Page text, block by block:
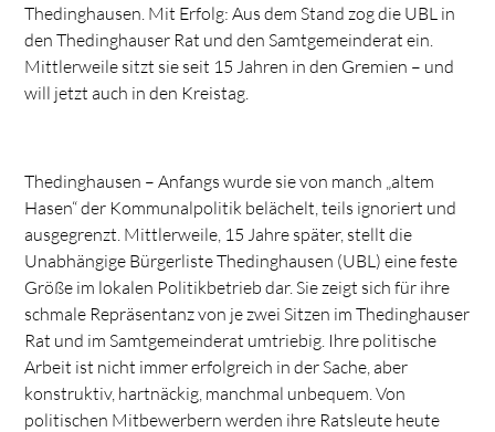
Thedinghausen. Mit Erfolg: Aus dem Stand zog die UBL in
den Thedinghauser Rat und den Samtgemeinderat ein.
Mittlerweile sitzt sie seit 15 Jahren in den Gremien – und
will jetzt auch in den Kreistag.
Thedinghausen – Anfangs wurde sie von manch „altem
Hasen“ der Kommunalpolitik belächelt, teils ignoriert und
ausgegrenzt. Mittlerweile, 15 Jahre später, stellt die
Unabhängige Bürgerliste Thedinghausen (UBL) eine feste
Größe im lokalen Politikbetrieb dar. Sie zeigt sich für ihre
schmale Repräsentanz von je zwei Sitzen im Thedinghauser
Rat und im Samtgemeinderat umtriebig. Ihre politische
Arbeit ist nicht immer erfolgreich in der Sache, aber
konstruktiv, hartnäckig, manchmal unbequem. Von
politischen Mitbewerbern werden ihre Ratsleute heute